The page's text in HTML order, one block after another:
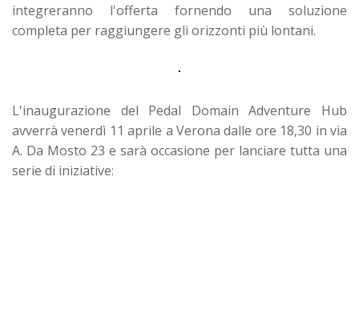
integreranno l'offerta fornendo una soluzione
completa per raggiungere gli orizzonti più lontani.
L'inaugurazione del Pedal Domain Adventure Hub
avverrà venerdì 11 aprile a Verona dalle ore 18,30 in via
A. Da Mosto 23 e sarà occasione per lanciare tutta una
serie di iniziative: